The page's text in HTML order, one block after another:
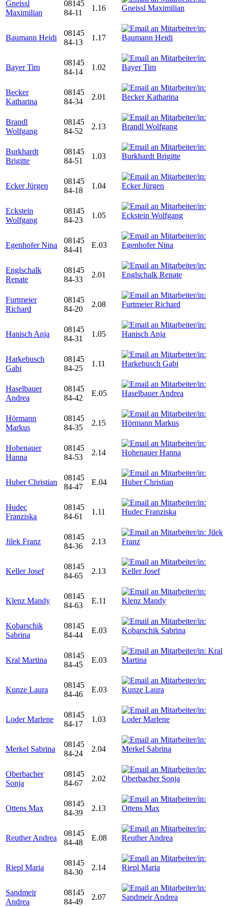
Gneissl
Maximilian
08145
84-11
1.16
Baumann Heidi
08145
84-13
1.17
Bayer Tim
08145
84-14
1.02
Becker
Katharina
08145
84-34
2.01
Brandl
Wolfgang
08145
84-52
2.13
Burkhardt
Brigitte
08145
84-51
1.03
Ecker Jürgen
08145
84-18
1.04
Eckstein
Wolfgang
08145
84-23
1.05
Egenhofer Nina
08145
84-41
E.03
Englschalk
Renate
08145
84-33
2.01
Furtmeier
Richard
08145
84-20
2.08
Hanisch Anja
08145
84-31
1.05
Harkebusch
Gabi
08145
84-25
1.11
Haselbauer
Andrea
08145
84-42
E.05
Hörmann
Markus
08145
84-35
2.15
Hohenauer
Hanna
08145
84-53
2.14
Huber Christian
08145
84-47
E.04
Hudec
Franziska
08145
84-61
1.11
Jilek Franz
08145
84-36
2.13
Keller Josef
08145
84-65
2.13
Klenz Mandy
08145
84-63
E.11
Kobarschik
Sabrina
08145
84-44
E.03
Kral Martina
08145
84-45
E.03
Kunze Laura
08145
84-46
E.03
Loder Marlene
08145
84-17
1.03
Merkel Sabrina
08145
84-24
2.04
Oberbacher
Sonja
08145
84-67
2.02
Ottens Max
08145
84-39
2.13
Reuther Andrea
08145
84-48
E.08
Riepl Maria
08145
84-30
2.14
Sandmeir
Andrea
08145
84-49
2.07